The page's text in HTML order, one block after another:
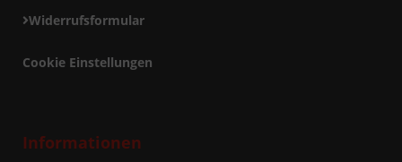
Widerrufsformular
Cookie Einstellungen
Informationen